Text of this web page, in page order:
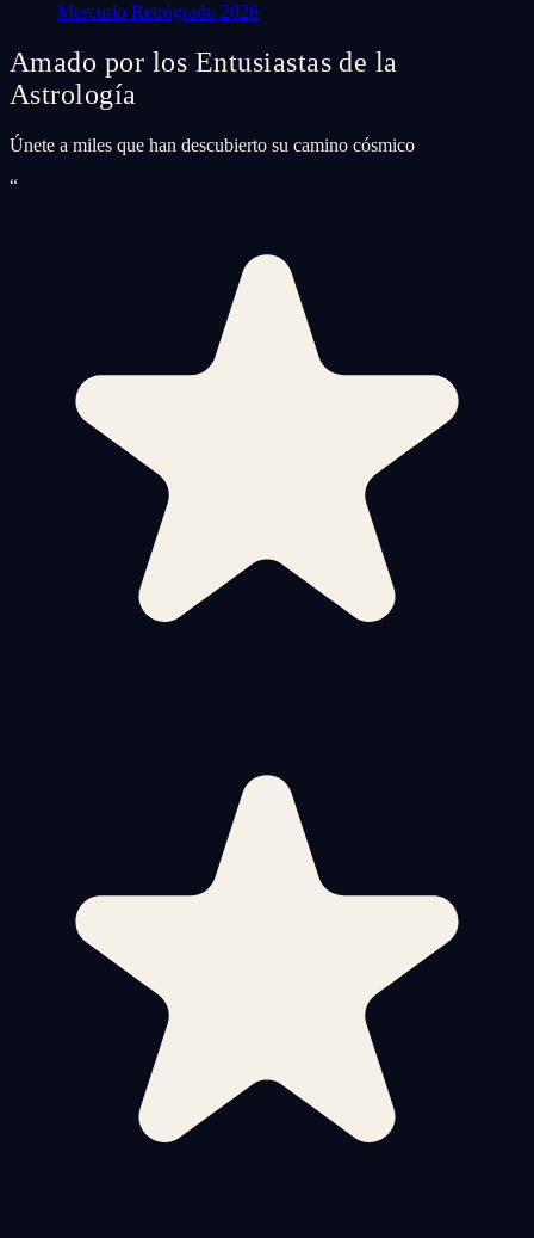
Mercurio Retrógrado 2026
Amado por los Entusiastas de la
Astrología
Únete a miles que han descubierto su camino cósmico
“